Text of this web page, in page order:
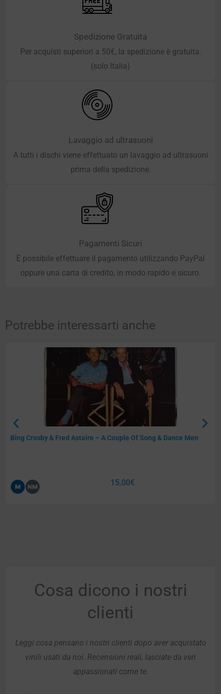
Spedizione Gratuita
Per acquisti superiori a 50€, la spedizione è gratuita.
(solo Italia)
Lavaggio ad ultrasuoni
A tutti i dischi viene effettuato un lavaggio ad ultrasuoni
prima della spedizione.
Pagamenti Sicuri
È possibile effettuare il pagamento utilizzando PayPal
oppure una carta di credito, in modo rapido e sicuro.
Potrebbe interessarti anche
Bing Crosby & Fred Astaire – A Couple Of Song & Dance Men
15,00€
Cosa dicono i nostri
clienti
Leggi cosa pensano i nostri clienti dopo aver acquistato
vinili usati da noi. Recensioni reali, lasciate da veri
appassionati come te.